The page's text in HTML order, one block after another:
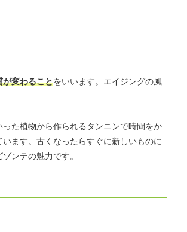
が変わることをいいます。エイジングの風
た植物から作られるタンニンで時間をか
ます。古くなったらすぐに新しいものに
ンテの魅力です。